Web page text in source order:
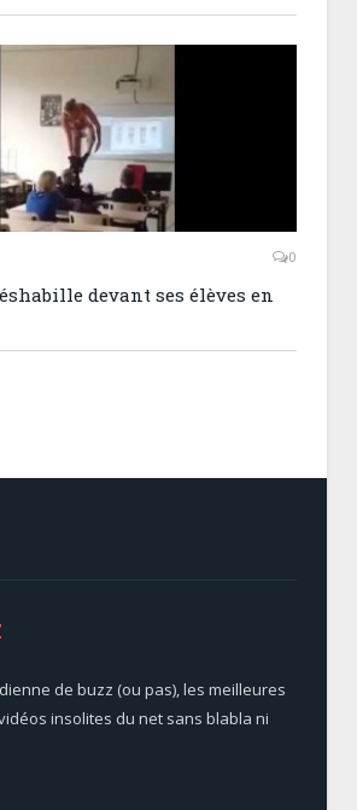
0
devant ses élèves en
de buzz (ou pas), les meilleures
insolites du net sans blabla ni